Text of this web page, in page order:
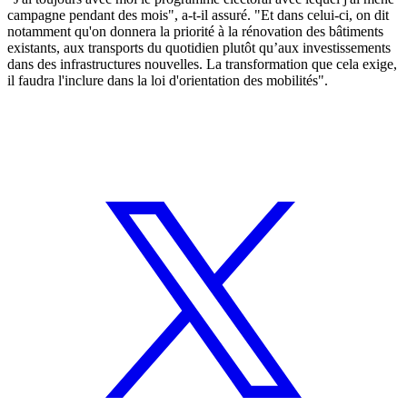
campagne pendant des mois", a-t-il assuré. "Et dans celui-ci, on dit
notamment qu'on donnera la priorité à la rénovation des bâtiments
existants, aux transports du quotidien plutôt qu’aux investissements
dans des infrastructures nouvelles. La transformation que cela exige,
il faudra l'inclure dans la loi d'orientation des mobilités".